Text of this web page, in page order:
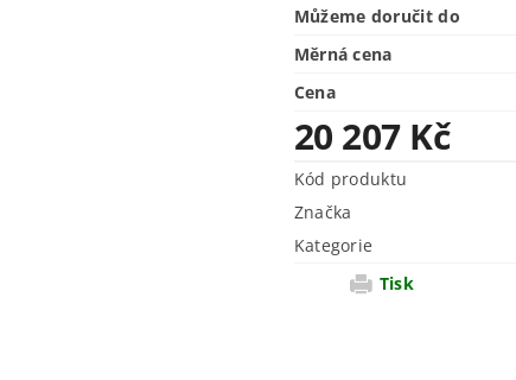
Můžeme doručit do
Měrná cena
Cena
20 207 Kč
Kód produktu
Značka
Kategorie
Tisk